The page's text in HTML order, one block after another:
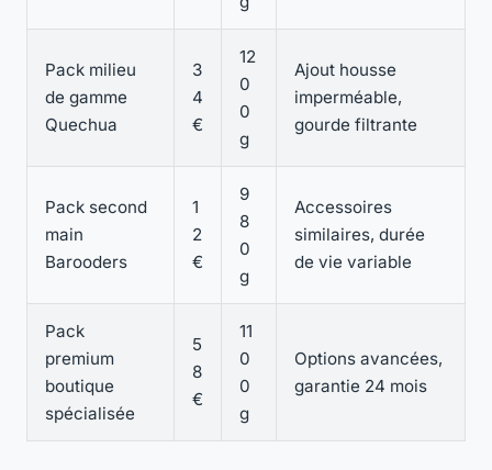
Pack milieu
de gamme
Quechua
3
4
€
12
0
0
g
Ajout housse
imperméable,
gourde filtrante
Pack second
main
Barooders
1
2
€
9
8
0
g
Accessoires
similaires, durée
de vie variable
Pack
premium
boutique
spécialisée
5
8
€
11
0
0
g
Options avancées,
garantie 24 mois